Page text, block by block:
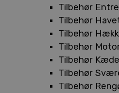
Tilbehør
Tilbehør
Tilbehør
Tilbehør
Tilbehør
Tilbehør
Tilbehør